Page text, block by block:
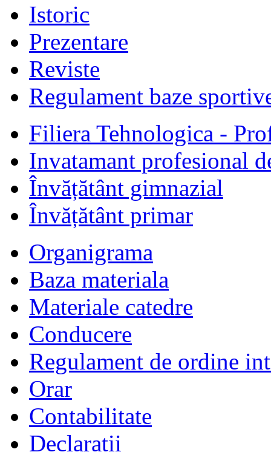
Istoric
Prezentare
Reviste
Regulament baze
Filiera Tehnologica -
Invatamant profesional
Învățătânt gimnazial
Învățătânt primar
Organigrama
Baza materiala
Materiale catedre
Conducere
Regulament de ordine
Orar
Contabilitate
Declaratii